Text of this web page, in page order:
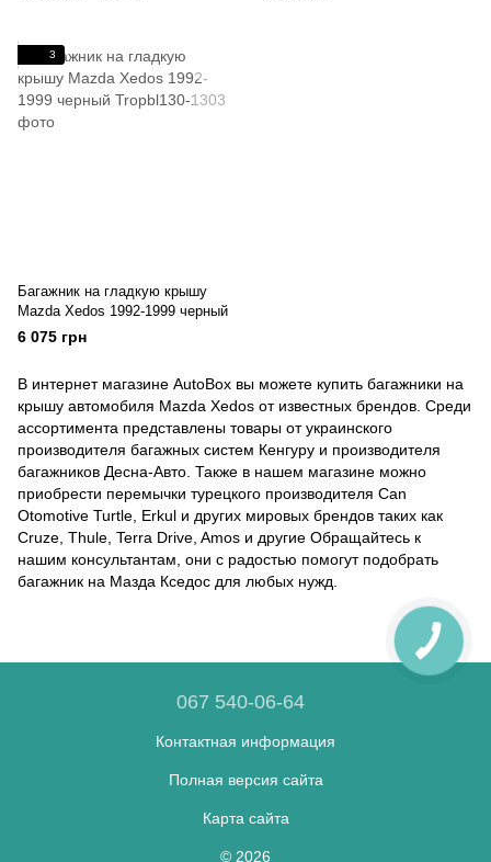
3
Багажник на гладкую крышу
Mazda Xedos 1992-1999 черный
6 075 грн
В интернет магазине AutoBox вы можете купить багажники на
крышу автомобиля Mazda Xedos от известных брендов. Среди
ассортимента представлены товары от украинского
производителя багажных систем Кенгуру и производителя
багажников Десна-Авто. Также в нашем магазине можно
приобрести перемычки турецкого производителя Can
Otomotive Turtle, Erkul и других мировых брендов таких как
Cruze, Thule, Terra Drive, Amos и другие Обращайтесь к
нашим консультантам, они с радостью помогут подобрать
багажник на Мазда Кседос для любых нужд.
067 540-06-64
Контактная информация
Полная версия сайта
Карта сайта
© 2026